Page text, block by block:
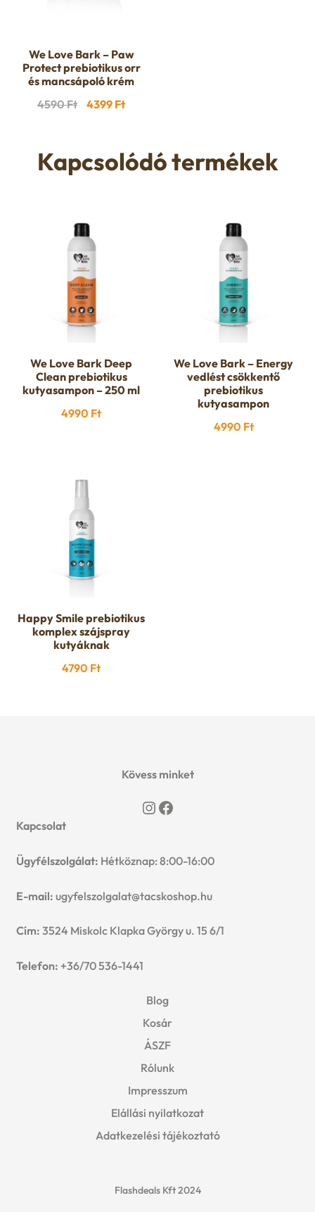
We Love Bark – Paw
Protect prebiotikus orr
és mancsápoló krém
4590Ft Original
4590 Ft.
4399 FtCurrent
4399 Ft.
Kapcsolódó termékek
We Love Bark Deep
Clean prebiotikus
kutyasampon – 250 ml
4990 Ft
We Love Bark – Energy
vedlést csökkentő
prebiotikus
kutyasampon
4990 Ft
Happy Smile prebiotikus
komplex szájspray
kutyáknak
4790 Ft
Kövess minket
Instagram
Facebook
Kapcsolat
Ügyfélszolgálat: Hétköznap: 8:00-16:00
E-mail: ugyfelszolgalat@tacskoshop.hu
Cím: 3524 Miskolc Klapka György u. 15 6/1
Telefon: +36/70 536-1441
Blog
Kosár
ÁSZF
Rólunk
Impresszum
Elállási nyilatkozat
Adatkezelési tájékoztató
Flashdeals Kft 2024